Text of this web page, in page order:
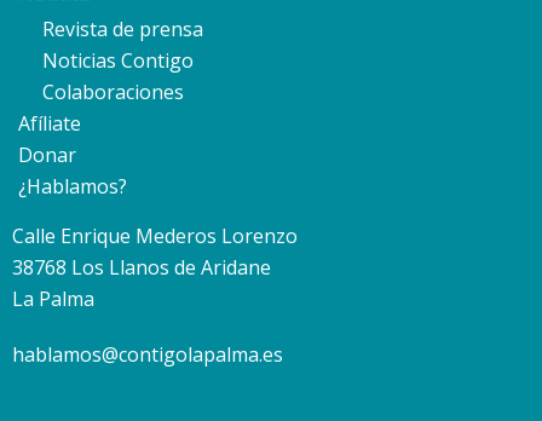
Revista de prensa
Noticias Contigo
Colaboraciones
Afíliate
Donar
¿Hablamos?
Calle Enrique Mederos Lorenzo
38768 Los Llanos de Aridane
La Palma
hablamos@contigolapalma.es